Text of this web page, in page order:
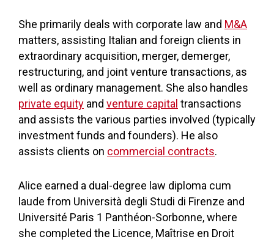
She primarily deals with corporate law and M&A
matters, assisting Italian and foreign clients in
extraordinary acquisition, merger, demerger,
restructuring, and joint venture transactions, as
well as ordinary management. She also handles
private equity and venture capital transactions
and assists the various parties involved (typically
investment funds and founders). He also
assists clients on commercial contracts.
Alice earned a dual-degree law diploma cum
laude from Università degli Studi di Firenze and
Université Paris 1 Panthéon-Sorbonne, where
she completed the Licence, Maîtrise en Droit